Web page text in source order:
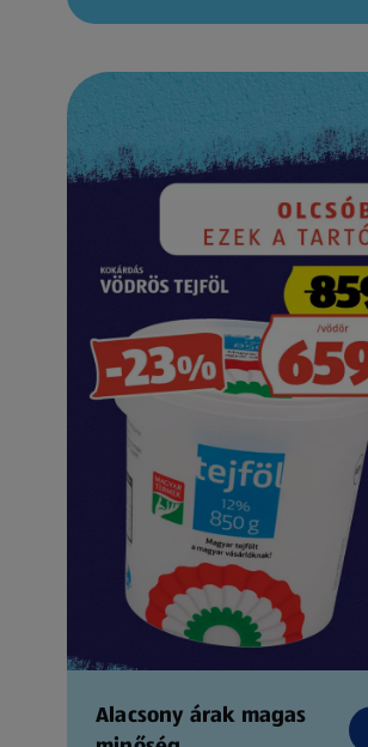
Alacsony árak magas